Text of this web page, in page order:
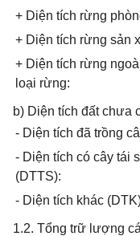
+ Diện tích rừng
+ Diện tích rừng sản
+ Diện tích rừng
loại rừng:
b) Diện tích đất chưa
- Diện tích đã trồng
- Diện tích có cây tái
(DTTS):
- Diện tích khác
1.2. Tổng trữ lượng